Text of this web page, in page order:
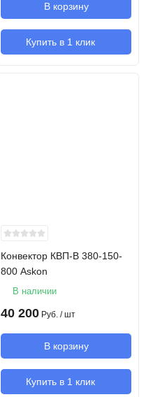
В корзину
Купить в 1 клик
Конвектор КВП-В 380-150-
800 Askon
В наличии
40 200 Руб. / шт
В корзину
Купить в 1 клик